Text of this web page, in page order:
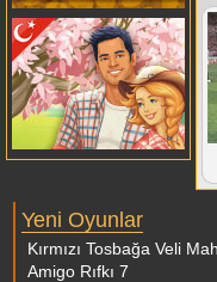
Yeni Oyunlar
Kırmızı Tosbağa Veli
Amigo Rıfkı 7